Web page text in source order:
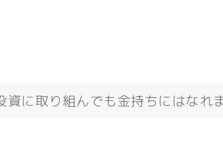
資に取り組んでも金持ちにはなれ